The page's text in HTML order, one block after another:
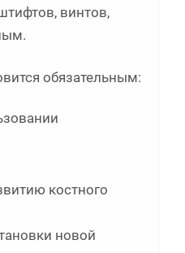
винтов,
обязательным:
костного
новой